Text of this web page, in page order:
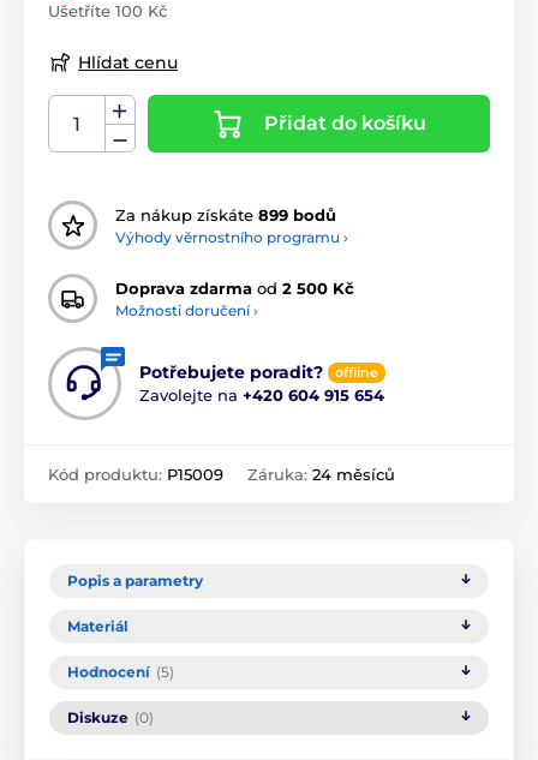
Ušetříte 100 Kč
Hlídat cenu
Přidat do košíku
Za nákup získáte 899 bodů
Výhody věrnostního programu ›
Doprava zdarma od 2 500 Kč
Možnosti doručení ›
Potřebujete poradit? offline
Zavolejte na +420 604 915 654
Kód produktu: P15009 Záruka: 24 měsíců
Popis a parametry
Materiál
Hodnocení (5)
Diskuze (0)